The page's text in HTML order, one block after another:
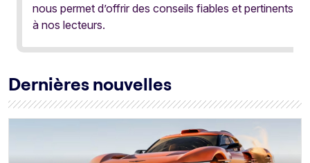
nous permet d’offrir des conseils fiables et pertinents
à nos lecteurs.
Dernières nouvelles